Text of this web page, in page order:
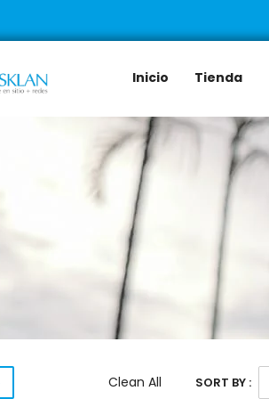
Inicio Tienda
Clean All SORT BY :